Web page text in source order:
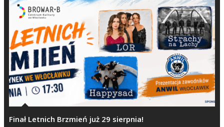
Finał Letnich Brzmień już 29 sierpnia!